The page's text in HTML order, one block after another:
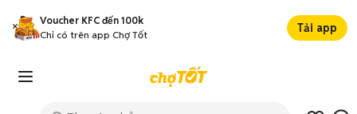
Voucher KFC đến 100k
Chỉ có trên app Chợ Tốt
Tải app